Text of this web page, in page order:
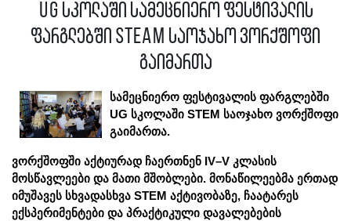
UG სკოლაში სამეცნიერო ფესტივალის
ფარგლებში STEAM საოჯახო ვორქშოფი
გაიმართა
სამეცნიერო ფესტივალის ფარგლებში
UG სკოლაში STEM საოჯახო ვორქშოფი
გაიმართა.
ვორქშოფში აქტიურად ჩაერთნენ IV–V კლასის
მოსწავლეები და მათი მშობლები. მონაწილეებმა ერთად
იმუშავეს სხვადასხვა STEM აქტივობაზე, ჩაატარეს
ექსპერიმენტები და პრაქტიკული დავალებების